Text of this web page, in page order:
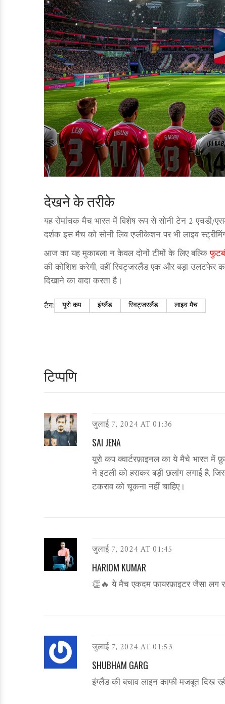
देखने के तरीके
यह रोमांचक मैच भारत में विशेष रूप से सोनी टेन 2 एचडी/
दर्शक इस मैच को सोनी लिव एप्लीकेशन पर भी लाइव
आज का यह मुकाबला न केवल दोनों टीमों के लिए बल्कि
की कोशिश करेगी, वहीं स्विट्जरलैंड एक और बड़ा उलटफेर
दिखाने का वादा करता है।
टैग: यूरो कप इंग्लैंड स्विट्जरलैंड लाइव मैच
टिप्पणि
जुलाई 7, 2024 AT 01:36
SAI JENA
यूरो कप क्वार्टरफ़ाइनल का ये मैचे भारत
ने इटली को हराकर बड़ी छलांग लगाई है,
टकराव को चूकना नहीं चाहिए।
जुलाई 7, 2024 AT 01:45
HARIOM KUMAR
👏🔥 ये मैच एकदम फायरफ़ाइटर जैसा लग
जुलाई 7, 2024 AT 01:53
SHUBHAM GARG
इंग्लैंड की बचाव लाइन काफी मजबूत दिख